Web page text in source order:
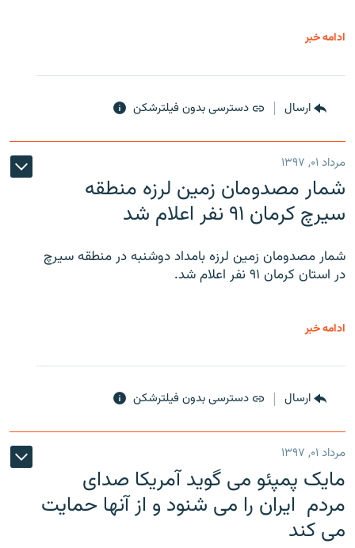
ادامه خبر
ارسال دسترسی بدون فیلترشکن
مرداد ۰۱, ۱۳۹۷
شمار مصدومان زمین لرزه منطقه
سیرچ کرمان ۹۱ نفر اعلام شد
شمار مصدومان زمین لرزه بامداد دوشنبه در منطقه سیرچ
در استان کرمان ۹۱ نفر اعلام شد.
ادامه خبر
ارسال دسترسی بدون فیلترشکن
مرداد ۰۱, ۱۳۹۷
مایک پمپئو می گوید آمریکا صدای
مردم ایران را می شنود و از آنها حمایت
می کند